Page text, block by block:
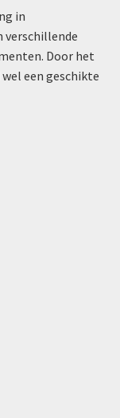
in
verschillende
Door het
een geschikte